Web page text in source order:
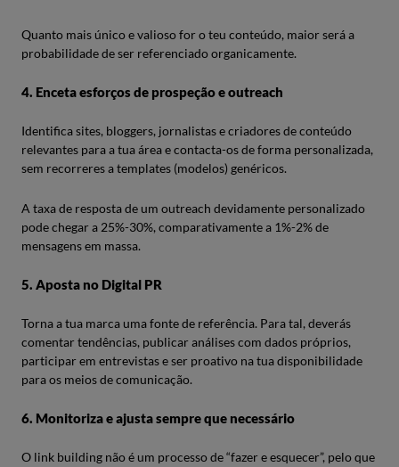
Quanto mais único e valioso for o teu conteúdo, maior será a
probabilidade de ser referenciado organicamente.
4. Enceta esforços de prospeção e outreach
Identifica sites, bloggers, jornalistas e criadores de conteúdo
relevantes para a tua área e contacta-os de forma personalizada,
sem recorreres a templates (modelos) genéricos.
A taxa de resposta de um outreach devidamente personalizado
pode chegar a 25%-30%, comparativamente a 1%-2% de
mensagens em massa.
5. Aposta no Digital PR
Torna a tua marca uma fonte de referência. Para tal, deverás
comentar tendências, publicar análises com dados próprios,
participar em entrevistas e ser proativo na tua disponibilidade
para os meios de comunicação.
6. Monitoriza e ajusta sempre que necessário
O link building não é um processo de “fazer e esquecer”, pelo que